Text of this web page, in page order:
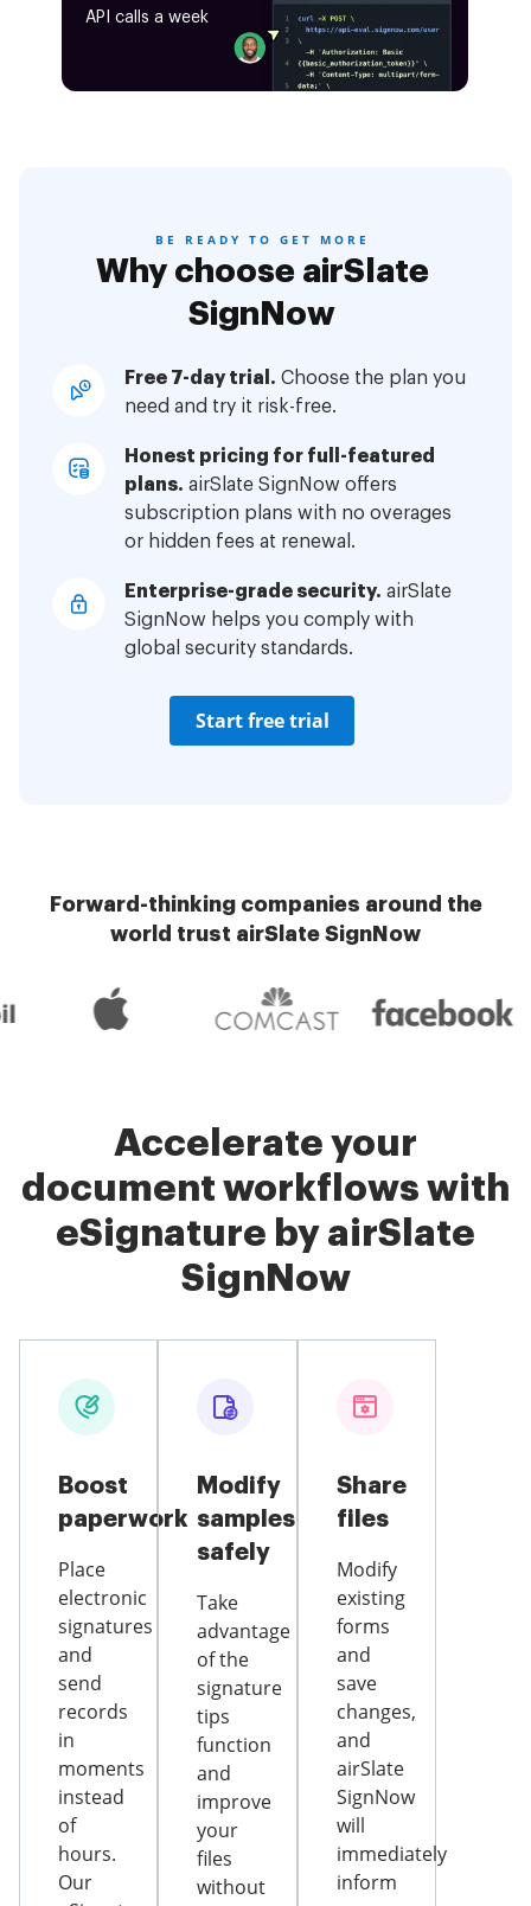
API calls a week
BE READY TO GET MORE
Why choose airSlate
SignNow
Free 7-day trial. Choose the plan you
need and try it risk-free.
Honest pricing for full-featured
plans. airSlate SignNow offers
subscription plans with no overages
or hidden fees at renewal.
Enterprise-grade security. airSlate
SignNow helps you comply with
global security standards.
Start free trial
Forward-thinking companies around the
world trust airSlate SignNow
Accelerate your
document workflows with
eSignature by airSlate
SignNow
Boost
paperwork
Place
electronic
signatures
and
send
records
in
moments
instead
of
hours.
Our
Modify
samples
safely
Take
advantage
of the
signature
tips
function
and
improve
your
files
without
Share
files
Modify
existing
forms
and
save
changes,
and
airSlate
SignNow
will
immediately
inform